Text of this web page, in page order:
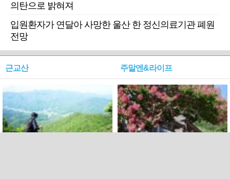
의탄으로 밝혀져
입원환자가 연달아 사망한 울산 한 정신의료기관 폐원
전망
근교산 주말엔&라이프